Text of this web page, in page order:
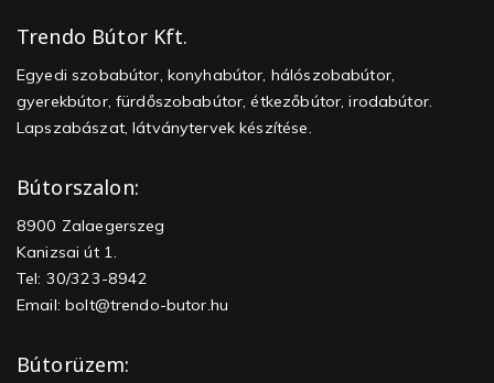
Trendo Bútor Kft.
Egyedi szobabútor, konyhabútor, hálószobabútor,
gyerekbútor, fürdőszobabútor, étkezőbútor, irodabútor.
Lapszabászat, látványtervek készítése.
Bútorszalon:
8900 Zalaegerszeg
Kanizsai út 1.
Tel: 30/323-8942
Email:bolt@trendo-butor.hu
Bútorüzem: